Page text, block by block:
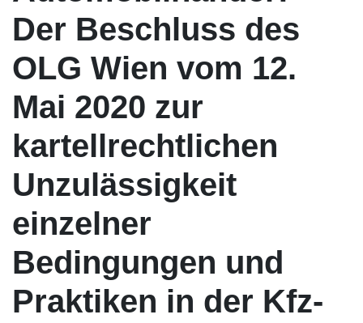
Der Beschluss des
OLG Wien vom 12.
Mai 2020 zur
kartellrechtlichen
Unzulässigkeit
einzelner
Bedingungen und
Praktiken in der Kfz-